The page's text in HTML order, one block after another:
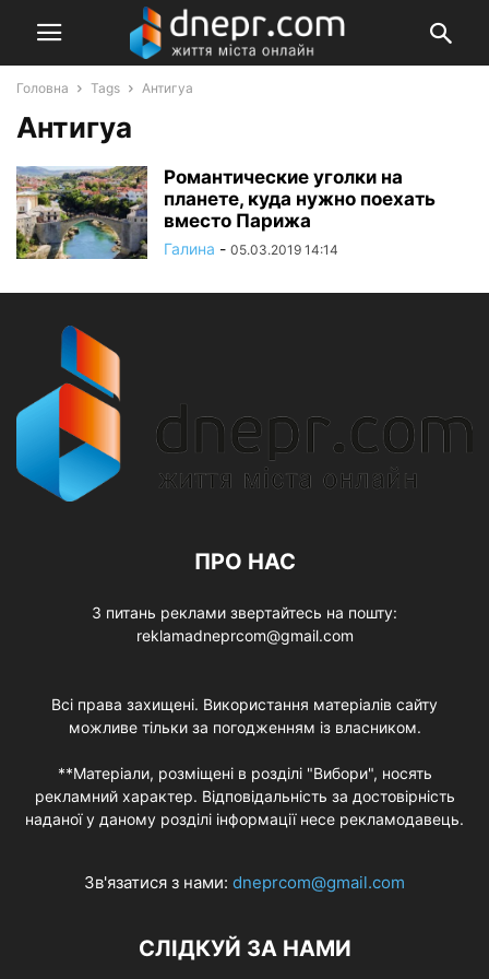
Головна Tags Антигуа
Антигуа
Романтические уголки на
планете, куда нужно поехать
вместо Парижа
Галина - 05.03.2019 14:14
ПРО НАС
З питань реклами звертайтесь на пошту:
reklamadneprcom@gmail.com
Всі права захищені. Використання матеріалів сайту
можливе тільки за погодженням із власником.
**Матеріали, розміщені в розділі "Вибори", носять
рекламний характер. Відповідальність за достовірність
наданої у даному розділі інформації несе рекламодавець.
Зв'язатися з нами: dneprcom@gmail.com
СЛІДКУЙ ЗА НАМИ